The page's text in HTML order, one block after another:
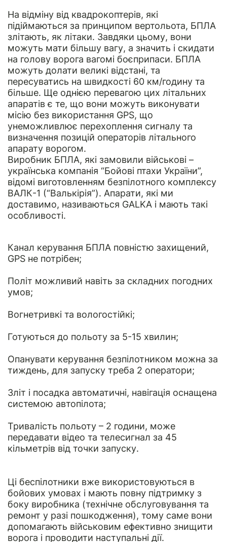
На відміну від квадрокоптерів, які
підіймаються за принципом вертольота, БПЛА
злітають, як літаки. Завдяки цьому, вони
можуть мати більшу вагу, а значить і скидати
на голову ворога вагомі боєприпаси. БПЛА
можуть долати великі відстані, та
пересуватись на швидкості 60 км/годину та
більше. Ще однією перевагою цих літальних
апаратів є те, що вони можуть виконувати
місію без використання GPS, що
унеможливлює перехоплення сигналу та
визначення позицій операторів літального
апарату ворогом.
Виробник БПЛА, які замовили військові –
українська компанія “Бойові птахи України”,
відомі виготовленням безпілотного комплексу
ВАЛК-1 (“Валькірія”). Апарати, які ми
доставимо, називаються GALKA і мають такі
особливості.
Канал керування БПЛА повністю захищений,
GPS не потрібен;
Політ можливий навіть за складних погодних
умов;
Вогнетривкі та вологостійкі;
Готуються до польоту за 5-15 хвилин;
Опанувати керування безпілотником можна за
тиждень, для запуску треба 2 оператори;
Зліт і посадка автоматичні, навігація оснащена
системою автопілота;
Тривалість польоту – 2 години, може
передавати відео та телесигнал за 45
кільметрів від точки запуску.
Ці беспілотники вже використовуються в
бойових умовах і мають повну підтримку з
боку виробника (технічне обслуговування та
ремонт у разі пошкодження), тому саме вони
допомагають військовим ефективно знищити
ворога і проводити наступальні дії.